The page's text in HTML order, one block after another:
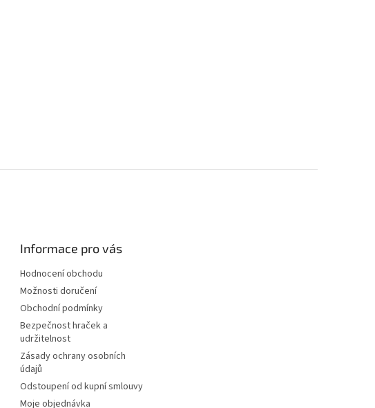
Informace pro vás
Hodnocení obchodu
Možnosti doručení
Obchodní podmínky
Bezpečnost hraček a
udržitelnost
Zásady ochrany osobních
údajů
Odstoupení od kupní smlouvy
Moje objednávka